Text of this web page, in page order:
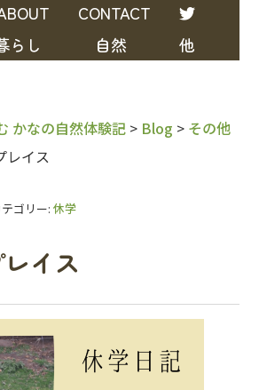
CONTACT
らし 自然 他
かなの自然体験記 > Blog > その他
レイス
ゴリー:休学
イス